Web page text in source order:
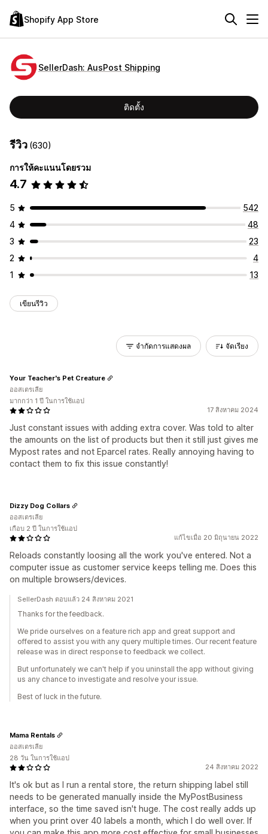
Shopify App Store
SellerDash: AusPost Shipping
ติดตั้ง
รีวิว (630)
การให้คะแนนโดยรวม
4.7
5
542
4
48
3
23
2
4
1
13
เขียนรีวิว
จำกัดการแสดงผล จัดเรียง
17 สิงหาคม 2024
Just constant issues with adding extra cover. Was told to alter
the amounts on the list of products but then it still just gives me
Mypost rates and not Eparcel rates. Really annoying having to
contact them to fix this issue constantly!
Your Teacher's Pet Creature
ออสเตรเลีย
มากกว่า 1 ปี ในการใช้แอป
แก้ไขเมื่อ 20 มิถุนายน 2022
Reloads constantly loosing all the work you've entered. Not a
computer issue as customer service keeps telling me. Does this
on multiple browsers/devices.
Dizzy Dog Collars
ออสเตรเลีย
เกือบ 2 ปี ในการใช้แอป
SellerDash ตอบแล้ว 24 สิงหาคม 2021
Thanks for the feedback.
We pride ourselves on a feature rich app and great support and
offered to assist you with any query multiple times. Our recent feature
release was in direct response to feedback we collect.
But unfortunately we can't help if you uninstall the app without giving
us any chance to investigate and resolve your issue.
Best of luck in the future.
24 สิงหาคม 2022
It's ok but as I run a rental store, the return shipping label still
needs to be generated manually inside the MyPostBusiness
interface, so the time saved isn't huge. The cost really adds up
when you print over 40 labels a month, which I do well over. If
Mama Rentals
ออสเตรเลีย
28 วัน ในการใช้แอป